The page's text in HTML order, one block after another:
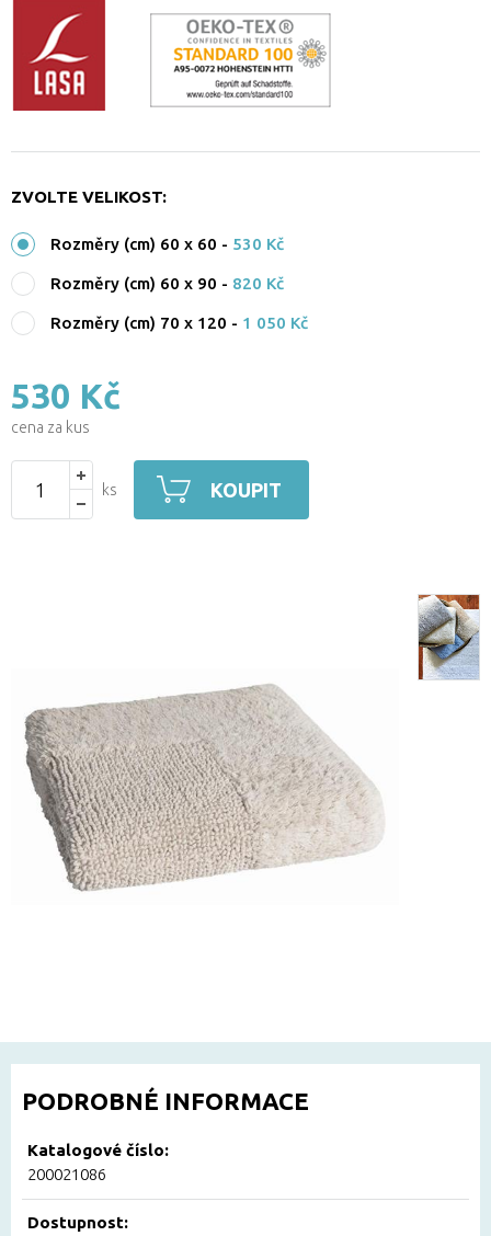
ZVOLTE VELIKOST:
Rozměry (cm) 60 x 60 - 530 Kč
Rozměry (cm) 60 x 90 - 820 Kč
Rozměry (cm) 70 x 120 - 1 050 Kč
530 Kč
cena za kus
ks KOUPIT
PODROBNÉ INFORMACE
Katalogové číslo:
200021086
Dostupnost: